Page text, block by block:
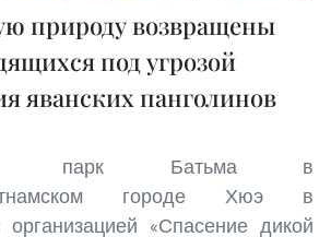
природу возвращены
под угрозой
яванских панголинов
парк Батьма в
городе Хюэ в
«Спасение дикой